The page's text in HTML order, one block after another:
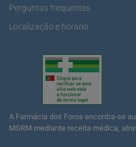
Perguntas frequentes
Localização e horário
A Farmácia dos Foros encontra-se
MSRM mediante receita médica,